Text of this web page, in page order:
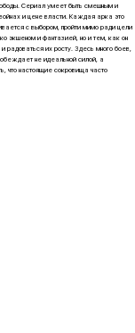
Сериал умеет быть смешным и
и цене власти. Каждая арка это
с выбором, пройти мимо ради цели
экшеном и фантазией, но и тем, как он
радоваться их росту. Здесь много боев,
не идеальной силой, а
что настоящие сокровища часто